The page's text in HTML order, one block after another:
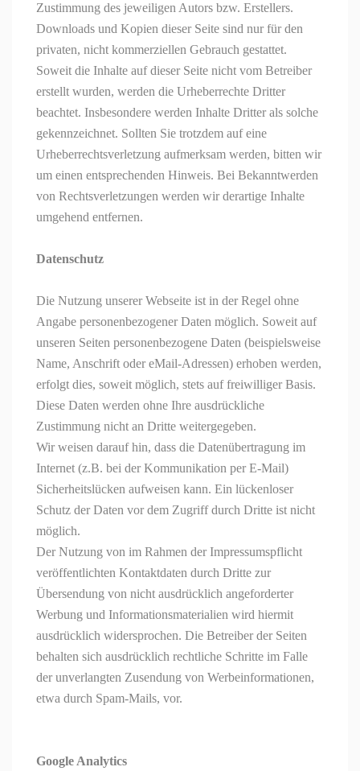
Zustimmung des jeweiligen Autors bzw. Erstellers.
Downloads und Kopien dieser Seite sind nur für den
privaten, nicht kommerziellen Gebrauch gestattet.
Soweit die Inhalte auf dieser Seite nicht vom Betreiber
erstellt wurden, werden die Urheberrechte Dritter
beachtet. Insbesondere werden Inhalte Dritter als solche
gekennzeichnet. Sollten Sie trotzdem auf eine
Urheberrechtsverletzung aufmerksam werden, bitten wir
um einen entsprechenden Hinweis. Bei Bekanntwerden
von Rechtsverletzungen werden wir derartige Inhalte
umgehend entfernen.
Datenschutz
Die Nutzung unserer Webseite ist in der Regel ohne
Angabe personenbezogener Daten möglich. Soweit auf
unseren Seiten personenbezogene Daten (beispielsweise
Name, Anschrift oder eMail-Adressen) erhoben werden,
erfolgt dies, soweit möglich, stets auf freiwilliger Basis.
Diese Daten werden ohne Ihre ausdrückliche
Zustimmung nicht an Dritte weitergegeben.
Wir weisen darauf hin, dass die Datenübertragung im
Internet (z.B. bei der Kommunikation per E-Mail)
Sicherheitslücken aufweisen kann. Ein lückenloser
Schutz der Daten vor dem Zugriff durch Dritte ist nicht
möglich.
Der Nutzung von im Rahmen der Impressumspflicht
veröffentlichten Kontaktdaten durch Dritte zur
Übersendung von nicht ausdrücklich angeforderter
Werbung und Informationsmaterialien wird hiermit
ausdrücklich widersprochen. Die Betreiber der Seiten
behalten sich ausdrücklich rechtliche Schritte im Falle
der unverlangten Zusendung von Werbeinformationen,
etwa durch Spam-Mails, vor.
Google Analytics